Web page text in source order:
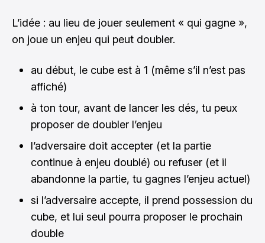
L’idée : au lieu de jouer seulement « qui gagne »,
on joue un enjeu qui peut doubler.
au début, le cube est à 1 (même s’il n’est pas
affiché)
à ton tour, avant de lancer les dés, tu peux
proposer de doubler l’enjeu
l’adversaire doit accepter (et la partie
continue à enjeu doublé) ou refuser (et il
abandonne la partie, tu gagnes l’enjeu actuel)
si l’adversaire accepte, il prend possession du
cube, et lui seul pourra proposer le prochain
double